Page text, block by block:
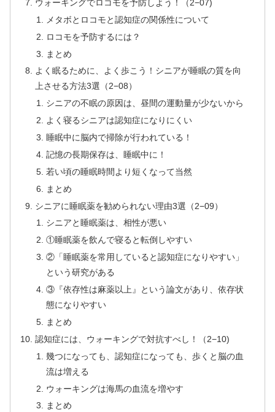
ウォーキングでロコモを予防しよう！（2−07)
メタボとロコモと認知症の関係性について
ロコモを予防するには？
まとめ
よく眠るために、よく歩こう！シニアが睡眠の質を向
上させる方法3選（2−08）
シニアの不眠の原因は、昼間の運動量が少ないから
よく寝るシニアは認知症になりにくい
睡眠中に脳内で掃除が行われている！
記憶の長期保存は、睡眠中に！
若い頃の睡眠時間より短くなって当然
まとめ
シニアに睡眠薬を勧められない理由3選（2−09）
シニアと睡眠薬は、相性が悪い
①睡眠薬を飲んで寝ると転倒しやすい
②「睡眠薬を常用していると認知症になりやすい」
という研究がある
③『依存性は麻薬以上』という論文があり、依存状
態になりやすい
まとめ
認知症には、ウォーキングで対抗すべし！（2−10)
幾つになっても、認知症になっても、歩くと脳の血
流は増える
ウォーキングは海馬の血流を増やす
まとめ